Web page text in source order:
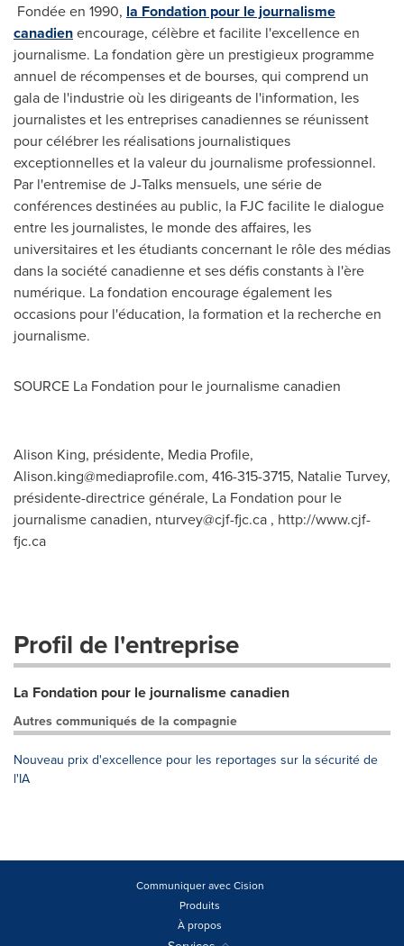
Fondée en 1990, la Fondation pour le journalisme
canadienencourage, célèbre et facilite l'excellence en
journalisme. La fondation gère un prestigieux programme
annuel de récompenses et de bourses, qui comprend un
gala de l'industrie où les dirigeants de l'information, les
journalistes et les entreprises canadiennes se réunissent
pour célébrer les réalisations journalistiques
exceptionnelles et la valeur du journalisme professionnel.
Par l'entremise de J-Talks mensuels, une série de
conférences destinées au public, la FJC facilite le dialogue
entre les journalistes, le monde des affaires, les
universitaires et les étudiants concernant le rôle des médias
dans la société canadienne et ses défis constants à l'ère
numérique. La fondation encourage également les
occasions pour l'éducation, la formation et la recherche en
journalisme.
SOURCE La Fondation pour le journalisme canadien
Alison King, présidente, Media Profile,
Alison.king@mediaprofile.com, 416-315-3715, Natalie Turvey,
présidente-directrice générale, La Fondation pour le
journalisme canadien, nturvey@cjf-fjc.ca , http://www.cjf-
fjc.ca
Profil de l'entreprise
La Fondation pour le journalisme canadien
Autres communiqués de la compagnie
Nouveau prix d'excellence pour les reportages sur la sécurité de
l'IA
Communiquer avec Cision
Produits
À propos